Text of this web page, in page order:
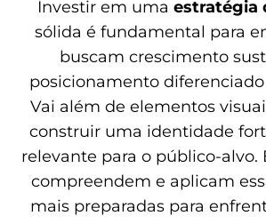
Investir em uma estratégia
sólida é fundamental para
buscam crescimento
posicionamento
Vai além de elementos
construir uma identidade
relevante para o público-alvo.
compreendem e aplicam
mais preparadas para